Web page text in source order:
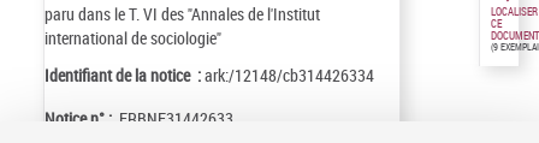
paru dans le T. VI des "Annales de l'Institut
international de sociologie"
Identifiant de la notice :ark:/12148/cb314426334
Notice n° : FRBNF31442633
LOCALISER
CE
DOCUMENT
(9